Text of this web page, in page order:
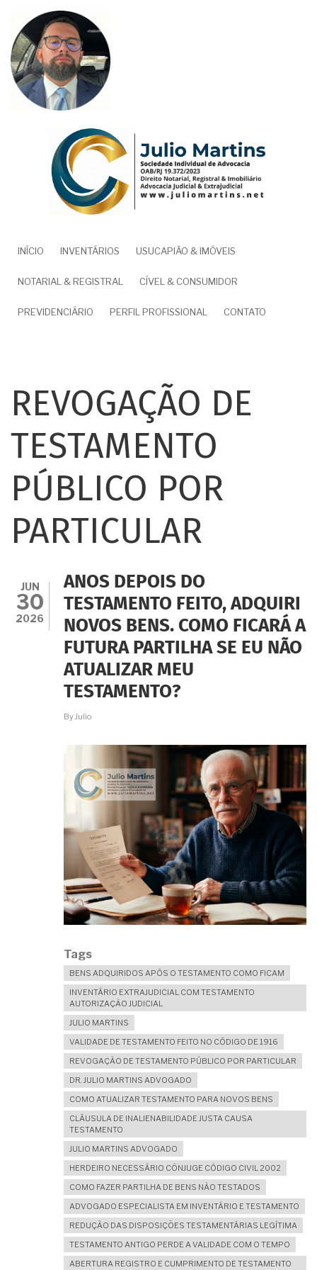
para
conteúdo
principal
NAVEGAÇÃO
PRINCIPAL
INÍCIO INVENTÁRIOS USUCAPIÃO & IMÓVEIS
NOTARIAL & REGISTRAL CÍVEL & CONSUMIDOR
PREVIDENCIÁRIO PERFIL PROFISSIONAL CONTATO
REVOGAÇÃO DE
TESTAMENTO
PÚBLICO POR
PARTICULAR
JUN
30
2026
ANOS DEPOIS DO
TESTAMENTO FEITO, ADQUIRI
NOVOS BENS. COMO FICARÁ A
FUTURA PARTILHA SE EU NÃO
ATUALIZAR MEU
TESTAMENTO?
By Julio
Tags
BENS ADQUIRIDOS APÓS O TESTAMENTO COMO FICAM
INVENTÁRIO EXTRAJUDICIAL COM TESTAMENTO
AUTORIZAÇÃO JUDICIAL
JULIO MARTINS
VALIDADE DE TESTAMENTO FEITO NO CÓDIGO DE 1916
REVOGAÇÃO DE TESTAMENTO PÚBLICO POR PARTICULAR
DR. JULIO MARTINS ADVOGADO
COMO ATUALIZAR TESTAMENTO PARA NOVOS BENS
CLÁUSULA DE INALIENABILIDADE JUSTA CAUSA
TESTAMENTO
JULIO MARTINS ADVOGADO
HERDEIRO NECESSÁRIO CÔNJUGE CÓDIGO CIVIL 2002
COMO FAZER PARTILHA DE BENS NÃO TESTADOS
ADVOGADO ESPECIALISTA EM INVENTÁRIO E TESTAMENTO
REDUÇÃO DAS DISPOSIÇÕES TESTAMENTÁRIAS LEGÍTIMA
TESTAMENTO ANTIGO PERDE A VALIDADE COM O TEMPO
ABERTURA REGISTRO E CUMPRIMENTO DE TESTAMENTO